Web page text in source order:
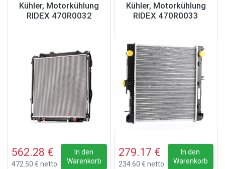
Kühler, Motorkühlung
RIDEX 470R0032
562.28 €
472.50 € netto
In den
Warenkorb
Kühler, Motorkühlung
RIDEX 470R0033
279.17 €
234.60 € netto
In den
Warenkorb